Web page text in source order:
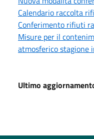
Calendario raccolta
Conferimento rifiuti
Misure per il
atmosferico
Ultimo